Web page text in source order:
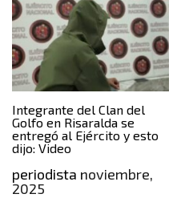
Integrante del Clan del
Golfo en Risaralda se
entregó al Ejército y esto
dijo: Video
periodista noviembre,
2025